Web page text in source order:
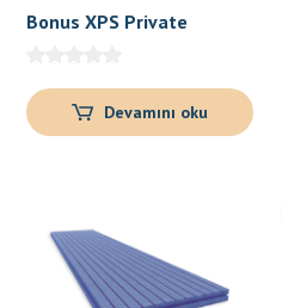
Bonus XPS Private
Devamını oku